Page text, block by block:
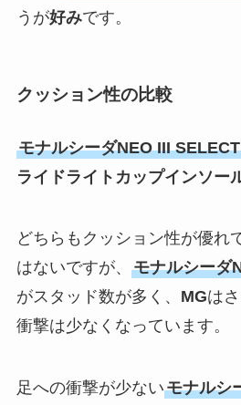
うが好みです。
クッション性の比較
モナルシーダNEO III
ライドライトカップインソー
どちらもクッション性が優れ
はないですが、 モナルシーダ
がスタッド数が多く、 MGは
衝撃は少なくなっています。
足への衝撃が少ないモナルシ